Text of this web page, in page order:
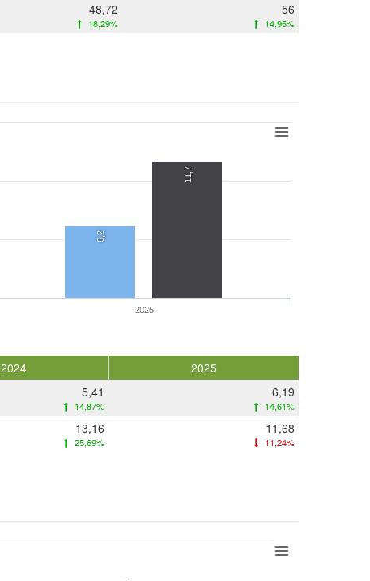
48,72
18,29%
56
14,95%
6,2
11,7
2025
2024
2025
5,41
14,87%
6,19
14,61%
13,16
25,69%
11,68
11,24%